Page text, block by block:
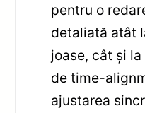
pentru o
detaliată atât
joase, cât și
de time-
ajustarea